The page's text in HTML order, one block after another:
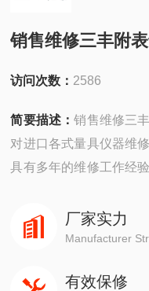
销售维修三丰附
访问次数： 2586
简要描述：销售维修三
对进口各式量具仪器维
具有多年的维修工作经
进行专业评估、主修服
表早日恢复正常使用！
厂家实力
Manufacturer
有效保修